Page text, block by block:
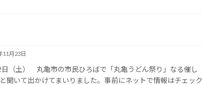
11月23日
（土） 丸亀市の市民ひろばで「丸亀うどん祭り」なる催し
聞いて出かけてまいりました。事前にネットで情報はチェック